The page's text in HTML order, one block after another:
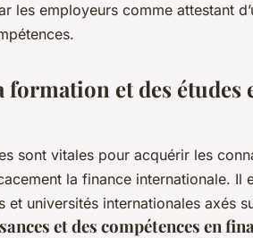
les employeurs comme attestant
formation et des études
sont vitales pour acquérir les
la finance internationale. Il
et universités internationales axés
et des compétences en